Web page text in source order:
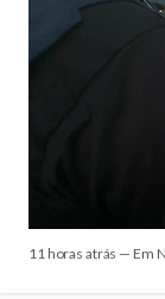
11 horas atrás — Em